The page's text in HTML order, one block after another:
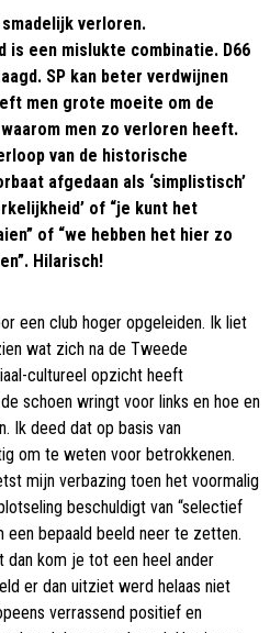
verloren.
is een mislukte combinatie. D66
SP kan beter verdwijnen
men grote moeite om de
men zo verloren heeft.
van de historische
afgedaan als ‘simplistisch’
of “je kunt het
of “we hebben het hier zo
Hilarisch!
een club hoger opgeleiden. Ik liet
wat zich na de Tweede
cultureel opzicht heeft
schoen wringt voor links en hoe en
Ik deed dat op basis van
om te weten voor betrokkenen.
mijn verbazing toen het voormalig
beschuldigt van “selectief
een bepaald beeld neer te zetten.
kom je tot een heel ander
er dan uitziet werd helaas niet
verrassend positief en